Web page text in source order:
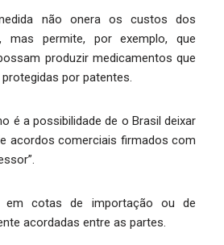
não onera os custos dos
mas permite, por exemplo, que
produzir medicamentos que
por patentes.
é a possibilidade de o Brasil deixar
acordos comerciais firmados com
em cotas de importação ou de
acordadas entre as partes.